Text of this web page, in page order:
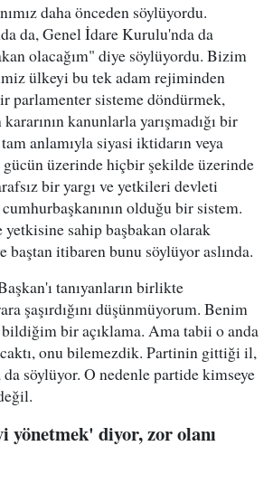
daha önceden söylüyordu.
da, Genel İdare Kurulu'nda da
olacağım" diye söylüyordu. Bizim
ülkeyi bu tek adam rejiminden
parlamenter sisteme döndürmek,
kanunlarla yarışmadığı bir
anlamıyla siyasi iktidarın veya
üzerinde hiçbir şekilde üzerinde
bir yargı ve yetkileri devleti
olduğu bir sistem.
sahip başbakan olarak
baştan itibaren bunu söylüyor aslında.
tanıyanların birlikte
şaşırdığını düşünmüyorum. Benim
bir açıklama. Ama tabii o anda
onu bilemezdik. Partinin gittiği il,
söylüyor. O nedenle partide kimseye
yönetmek' diyor, zor olanı